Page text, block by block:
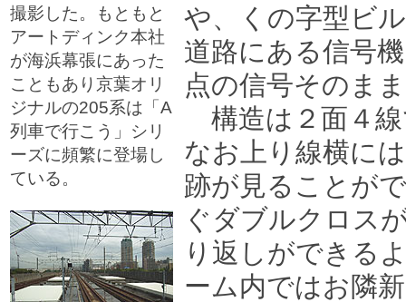
撮影した。もともと
アートディンク本社
が海浜幕張にあった
こともあり京葉オリ
ジナルの205系は「A
列車で行こう」シリ
ーズに頻繁に登場し
ている。
や、くの字型ビ
道路にある信号
点の信号そのま
構造は２面４
なお上り線横に
跡が見ることが
ぐダブルクロス
り返しができる
ーム内ではお隣